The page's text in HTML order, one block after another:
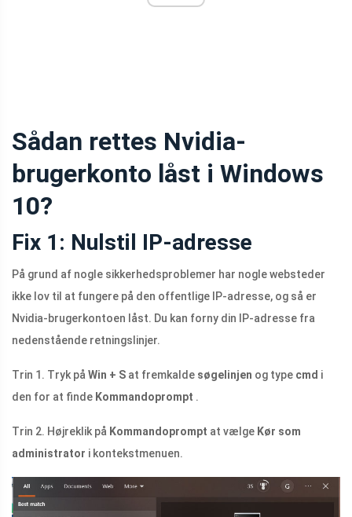
Sådan rettes Nvidia-
brugerkonto låst i Windows
10?
Fix 1: Nulstil IP-adresse
På grund af nogle sikkerhedsproblemer har nogle websteder
ikke lov til at fungere på den offentlige IP-adresse, og så er
Nvidia-brugerkontoen låst. Du kan forny din IP-adresse fra
nedenstående retningslinjer.
Trin 1. Tryk på Win + S at fremkalde søgelinjen og type cmd i
den for at finde Kommandoprompt .
Trin 2. Højreklik på Kommandoprompt at vælge Kør som
administrator i kontekstmenuen.